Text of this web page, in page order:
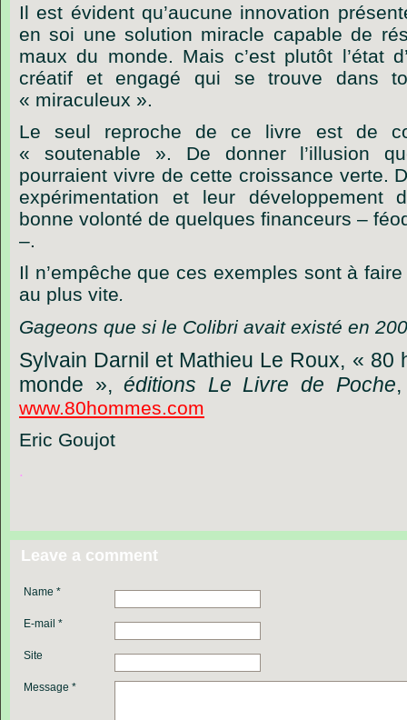
Il est évident qu’aucune innovation
en soi une solution miracle capable de
maux du monde. Mais c’est plutôt l’état
créatif et engagé qui se trouve dans
« miraculeux ».
Le seul reproche de ce livre est de
« soutenable ». De donner l’illusion
pourraient vivre de cette croissance verte.
expérimentation et leur développement
bonne volonté de quelques financeurs –
–.
Il n’empêche que ces exemples sont à
au plus vite.
Gageons que si le Colibri avait existé en
Sylvain Darnil et Mathieu Le Roux, « 80
monde », éditions Le Livre de Poche
www.80hommes.com
Eric Goujot
.
Leave a comment
Name *
E-mail *
Site
Message *